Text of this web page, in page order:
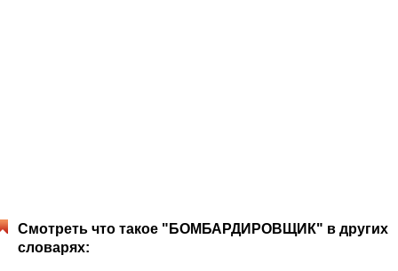
Смотреть что такое "БОМБАРДИРОВЩИК" в других
словарях: